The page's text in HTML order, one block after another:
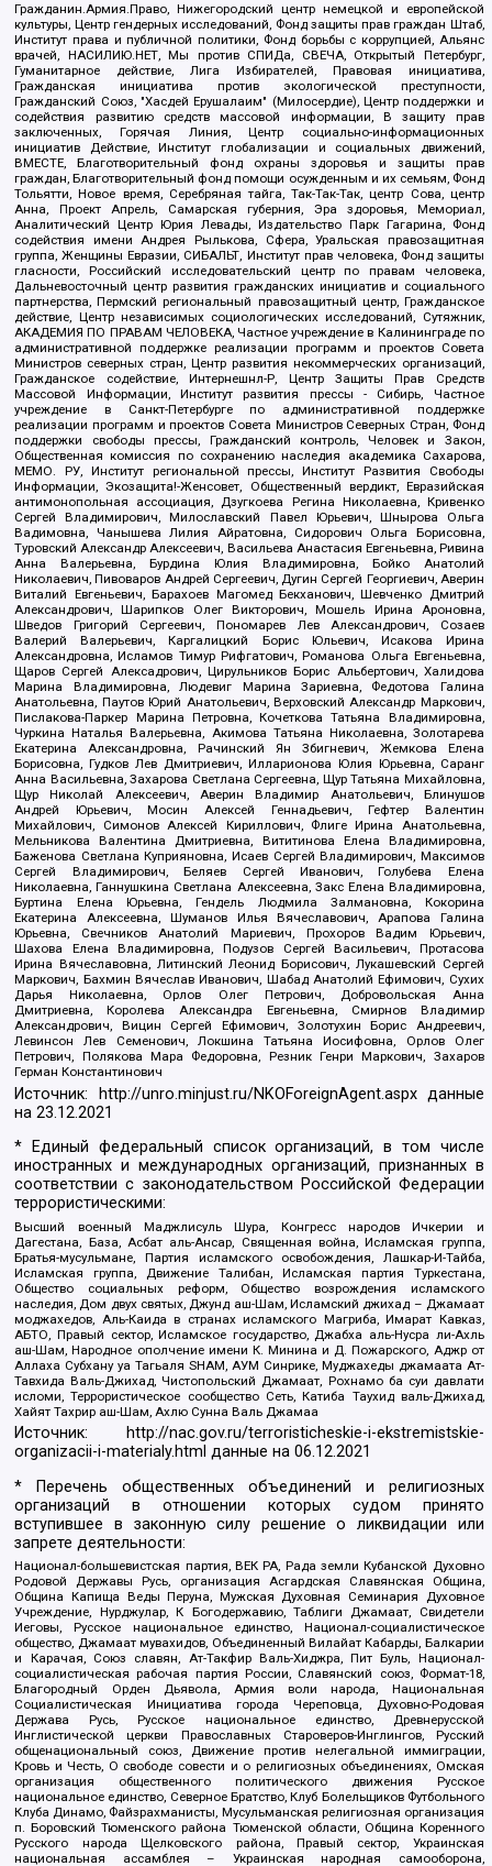
Гражданин.Армия.Право, Нижегородский центр немецкой и европейской
культуры, Центр гендерных исследований, Фонд защиты прав граждан Штаб,
Институт права и публичной политики, Фонд борьбы с коррупцией, Альянс
врачей, НАСИЛИЮ.НЕТ, Мы против СПИДа, СВЕЧА, Открытый Петербург,
Гуманитарное действие, Лига Избирателей, Правовая инициатива,
Гражданская инициатива против экологической преступности,
Гражданский Союз, "Хасдей Ерушалаим" (Милосердие), Центр поддержки и
содействия развитию средств массовой информации, В защиту прав
заключенных, Горячая Линия, Центр социально-информационных
инициатив Действие, Институт глобализации и социальных движений,
ВМЕСТЕ, Благотворительный фонд охраны здоровья и защиты прав
граждан, Благотворительный фонд помощи осужденным и их семьям, Фонд
Тольятти, Новое время, Серебряная тайга, Так-Так-Так, центр Сова, центр
Анна, Проект Апрель, Самарская губерния, Эра здоровья, Мемориал,
Аналитический Центр Юрия Левады, Издательство Парк Гагарина, Фонд
содействия имени Андрея Рылькова, Сфера, Уральская правозащитная
группа, Женщины Евразии, СИБАЛЬТ, Институт прав человека, Фонд защиты
гласности, Российский исследовательский центр по правам человека,
Дальневосточный центр развития гражданских инициатив и социального
партнерства, Пермский региональный правозащитный центр, Гражданское
действие, Центр независимых социологических исследований, Сутяжник,
АКАДЕМИЯ ПО ПРАВАМ ЧЕЛОВЕКА, Частное учреждение в Калининграде по
административной поддержке реализации программ и проектов Совета
Министров северных стран, Центр развития некоммерческих организаций,
Гражданское содействие, Интернешнл-Р, Центр Защиты Прав Средств
Массовой Информации, Институт развития прессы - Сибирь, Частное
учреждение в Санкт-Петербурге по административной поддержке
реализации программ и проектов Совета Министров Северных Стран, Фонд
поддержки свободы прессы, Гражданский контроль, Человек и Закон,
Общественная комиссия по сохранению наследия академика Сахарова,
МЕМО. РУ, Институт региональной прессы, Институт Развития Свободы
Информации, Экозащита!-Женсовет, Общественный вердикт, Евразийская
антимонопольная ассоциация, Дзугкоева Регина Николаевна, Кривенко
Сергей Владимирович, Милославский Павел Юрьевич, Шнырова Ольга
Вадимовна, Чанышева Лилия Айратовна, Сидорович Ольга Борисовна,
Туровский Александр Алексеевич, Васильева Анастасия Евгеньевна, Ривина
Анна Валерьевна, Бурдина Юлия Владимировна, Бойко Анатолий
Николаевич, Пивоваров Андрей Сергеевич, Дугин Сергей Георгиевич, Аверин
Виталий Евгеньевич, Барахоев Магомед Бекханович, Шевченко Дмитрий
Александрович, Шарипков Олег Викторович, Мошель Ирина Ароновна,
Шведов Григорий Сергеевич, Пономарев Лев Александрович, Созаев
Валерий Валерьевич, Каргалицкий Борис Юльевич, Исакова Ирина
Александровна, Исламов Тимур Рифгатович, Романова Ольга Евгеньевна,
Щаров Сергей Алексадрович, Цирульников Борис Альбертович, Халидова
Марина Владимировна, Людевиг Марина Зариевна, Федотова Галина
Анатольевна, Паутов Юрий Анатольевич, Верховский Александр Маркович,
Пислакова-Паркер Марина Петровна, Кочеткова Татьяна Владимировна,
Чуркина Наталья Валерьевна, Акимова Татьяна Николаевна, Золотарева
Екатерина Александровна, Рачинский Ян Збигневич, Жемкова Елена
Борисовна, Гудков Лев Дмитриевич, Илларионова Юлия Юрьевна, Саранг
Анна Васильевна, Захарова Светлана Сергеевна, Щур Татьяна Михайловна,
Щур Николай Алексеевич, Аверин Владимир Анатольевич, Блинушов
Андрей Юрьевич, Мосин Алексей Геннадьевич, Гефтер Валентин
Михайлович, Симонов Алексей Кириллович, Флиге Ирина Анатольевна,
Мельникова Валентина Дмитриевна, Вититинова Елена Владимировна,
Баженова Светлана Куприяновна, Исаев Сергей Владимирович, Максимов
Сергей Владимирович, Беляев Сергей Иванович, Голубева Елена
Николаевна, Ганнушкина Светлана Алексеевна, Закс Елена Владимировна,
Буртина Елена Юрьевна, Гендель Людмила Залмановна, Кокорина
Екатерина Алексеевна, Шуманов Илья Вячеславович, Арапова Галина
Юрьевна, Свечников Анатолий Мариевич, Прохоров Вадим Юрьевич,
Шахова Елена Владимировна, Подузов Сергей Васильевич, Протасова
Ирина Вячеславовна, Литинский Леонид Борисович, Лукашевский Сергей
Маркович, Бахмин Вячеслав Иванович, Шабад Анатолий Ефимович, Сухих
Дарья Николаевна, Орлов Олег Петрович, Добровольская Анна
Дмитриевна, Королева Александра Евгеньевна, Смирнов Владимир
Александрович, Вицин Сергей Ефимович, Золотухин Борис Андреевич,
Левинсон Лев Семенович, Локшина Татьяна Иосифовна, Орлов Олег
Петрович, Полякова Мара Федоровна, Резник Генри Маркович, Захаров
Герман Константинович
Источник: http://unro.minjust.ru/NKOForeignAgent.aspxданные
на23.12.2021
* Единый федеральный список организаций, в том числе
иностранных и международных организаций, признанных в
соответствии с законодательством Российской Федерации
террористическими:
Высший военный Маджлисуль Шура, Конгресс народов Ичкерии и
Дагестана, База, Асбат аль-Ансар, Священная война, Исламская группа,
Братья-мусульмане, Партия исламского освобождения, Лашкар-И-Тайба,
Исламская группа, Движение Талибан, Исламская партия Туркестана,
Общество социальных реформ, Общество возрождения исламского
наследия, Дом двух святых, Джунд аш-Шам, Исламский джихад – Джамаат
моджахедов, Аль-Каида в странах исламского Магриба, Имарат Кавказ,
АБТО, Правый сектор, Исламское государство, Джабха аль-Нусра ли-Ахль
аш-Шам, Народное ополчение имени К. Минина и Д. Пожарского, Аджр от
Аллаха Субхану уа Тагьаля SHAM, АУМ Синрике, Муджахеды джамаата Ат-
Тавхида Валь-Джихад, Чистопольский Джамаат, Рохнамо ба суи давлати
исломи, Террористическое сообщество Сеть, Катиба Таухид валь-Джихад,
Хайят Тахрир аш-Шам, Ахлю Сунна Валь Джамаа
Источник:
http://nac.gov.ru/terroristicheskie-i-ekstremistskie-
organizacii-i-materialy.html данные на06.12.2021
* Перечень общественных объединений и религиозных
организаций в отношении которых судом принято
вступившее в законную силу решение о ликвидации или
запрете деятельности:
Национал-большевистская партия, ВЕК РА, Рада земли Кубанской Духовно
Родовой Державы Русь, организация Асгардская Славянская Община,
Община Капища Веды Перуна, Мужская Духовная Семинария Духовное
Учреждение, Нурджулар, К Богодержавию, Таблиги Джамаат, Свидетели
Иеговы, Русское национальное единство, Национал-социалистическое
общество, Джамаат мувахидов, Объединенный Вилайат Кабарды, Балкарии
и Карачая, Союз славян, Ат-Такфир Валь-Хиджра, Пит Буль, Национал-
социалистическая рабочая партия России, Славянский союз, Формат-18,
Благородный Орден Дьявола, Армия воли народа, Национальная
Социалистическая Инициатива города Череповца, Духовно-Родовая
Держава Русь, Русское национальное единство, Древнерусской
Инглистической церкви Православных Староверов-Инглингов, Русский
общенациональный союз, Движение против нелегальной иммиграции,
Кровь и Честь, О свободе совести и о религиозных объединениях, Омская
организация общественного политического движения Русское
национальное единство, Северное Братство, Клуб Болельщиков Футбольного
Клуба Динамо, Файзрахманисты, Мусульманская религиозная организация
п. Боровский Тюменского района Тюменской области, Община Коренного
Русского народа Щелковского района, Правый сектор, Украинская
национальная ассамблея – Украинская народная самооборона,